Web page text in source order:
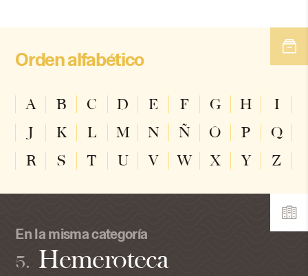
Orden alfabético
A B C D E F G H
I
J
K L M N Ñ O P
Q
R
S T U V W X Y Z
En la misma categoría
5. Hemeroteca